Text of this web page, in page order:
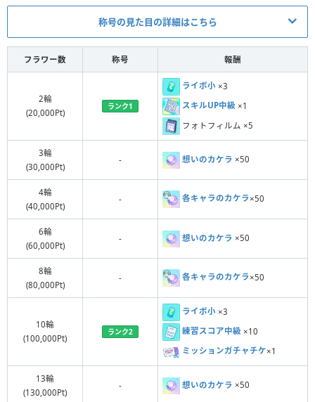
称号の見た目の詳細はこちら
ラベル色 称号区分
花
フラワー数 称号 報酬
2輪
(20,000Pt)
ランク1
ライボ小 ×3
スキルUP中級 ×1
フォトフィルム ×5
3輪
(30,000Pt)
- 想いのカケラ ×50
4輪
(40,000Pt)
- 各キャラのカケラ×50
6輪
(60,000Pt)
- 想いのカケラ ×50
8輪
(80,000Pt)
- 各キャラのカケラ×50
10輪
(100,000Pt)
ランク2
ライボ小 ×3
練習スコア中級 ×10
ミッションガチャチケ×1
13輪
(130,000Pt)
- 想いのカケラ ×50